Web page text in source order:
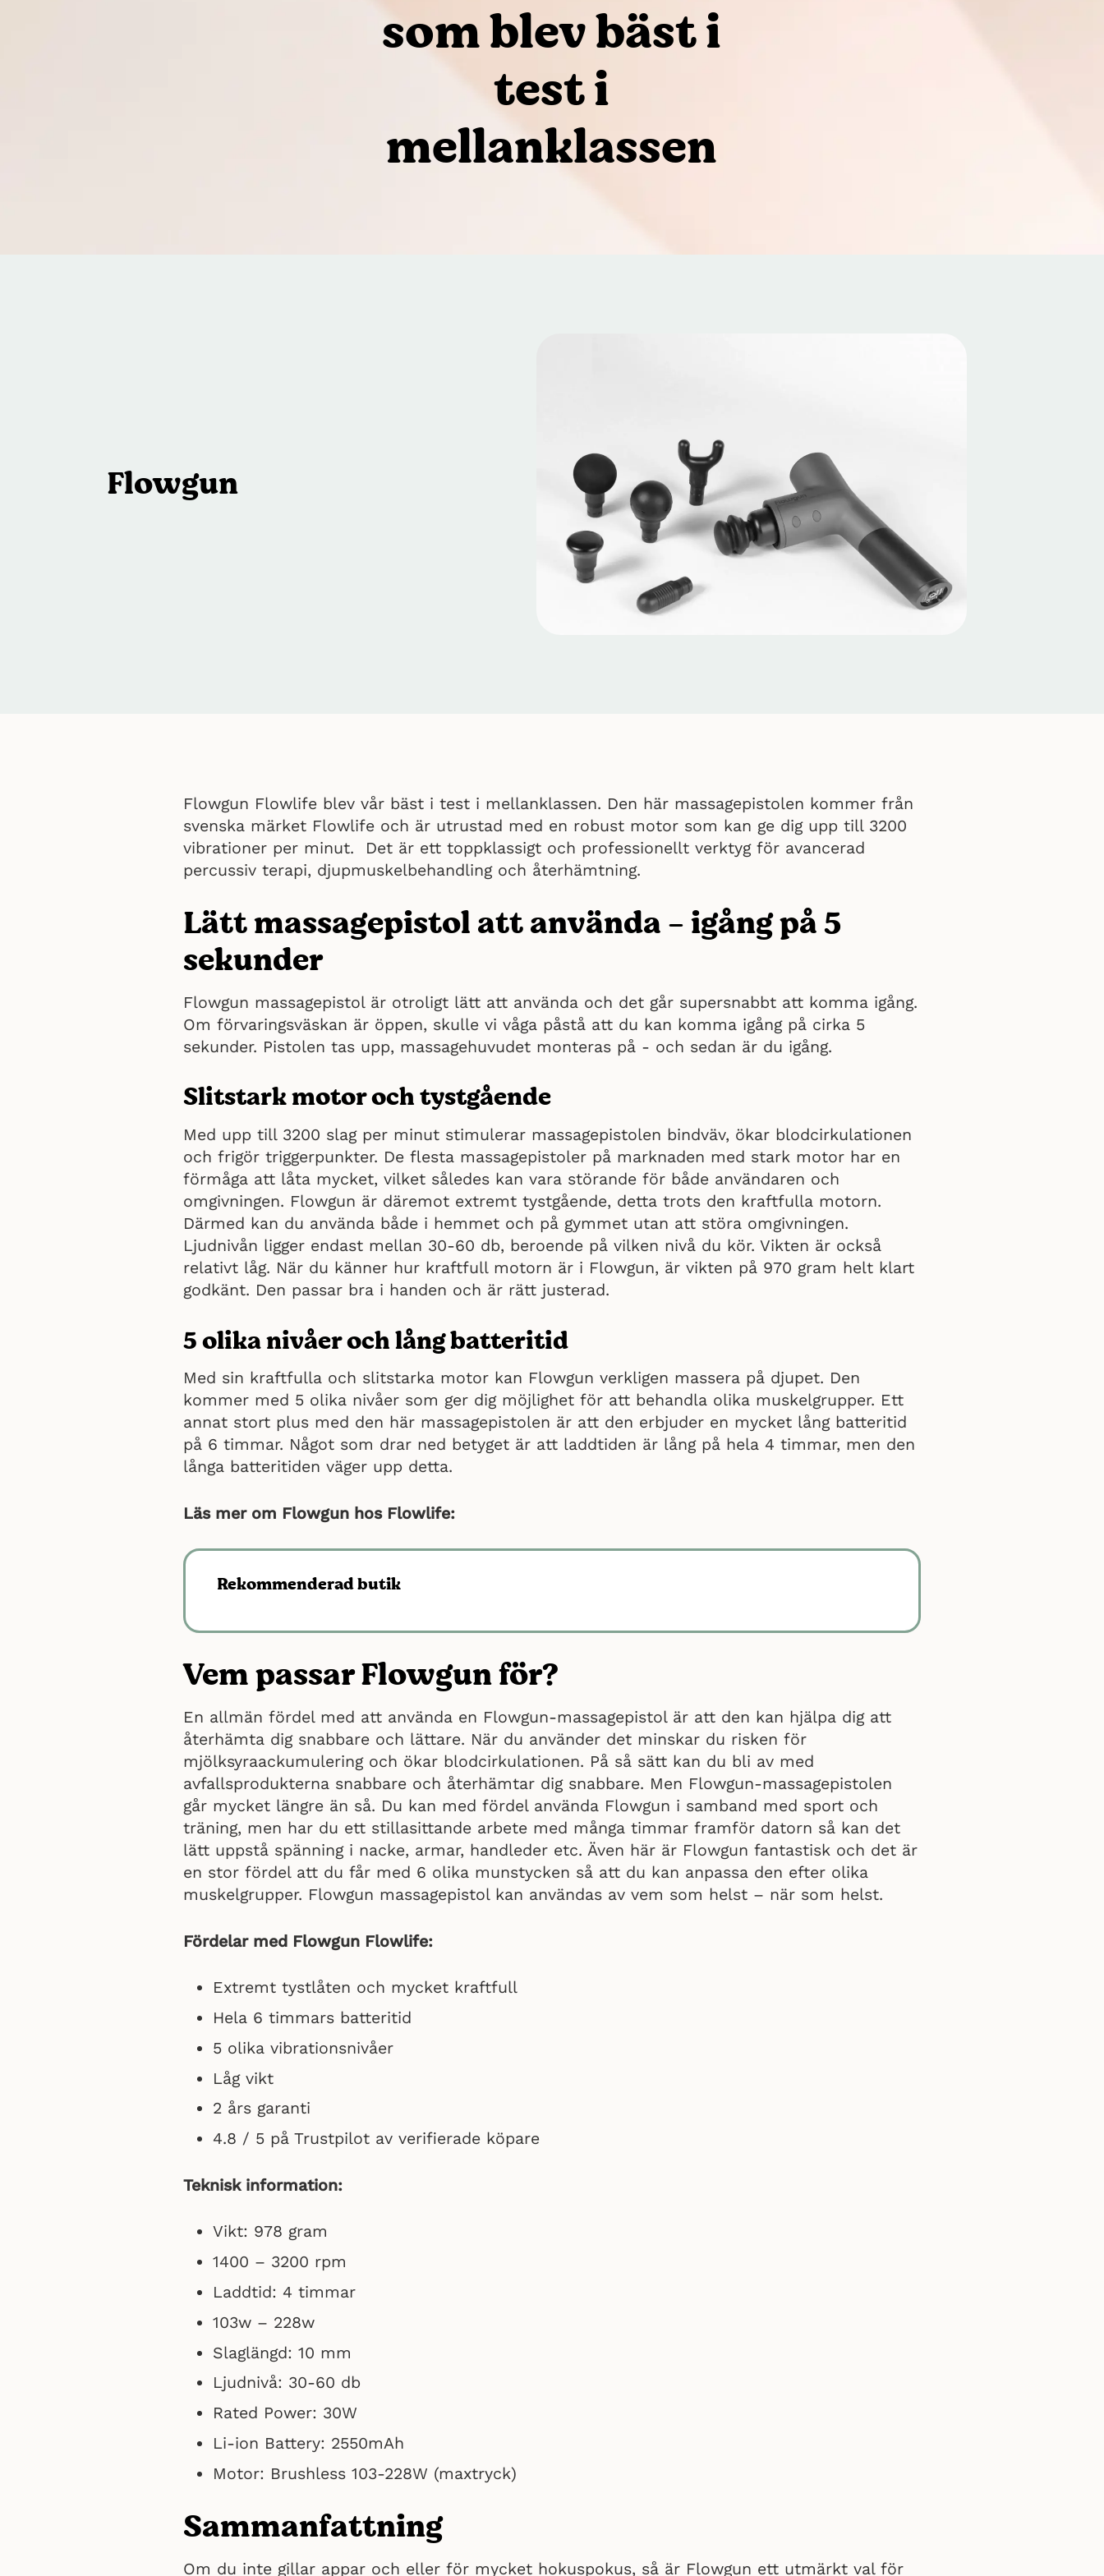
som blev bäst i
test i
mellanklassen
Flowgun
Flowgun Flowlife blev vår bäst i test i mellanklassen. Den här massagepistolen kommer från
svenska märket Flowlife och är utrustad med en robust motor som kan ge dig upp till 3200
vibrationer per minut. Det är ett toppklassigt och professionellt verktyg för avancerad
percussiv terapi, djupmuskelbehandling och återhämtning.
Lätt massagepistol att använda - igång på 5
sekunder
Flowgun massagepistol är otroligt lätt att använda och det går supersnabbt att komma igång.
Om förvaringsväskan är öppen, skulle vi våga påstå att du kan komma igång på cirka 5
sekunder. Pistolen tas upp, massagehuvudet monteras på - och sedan är du igång.
Slitstark motor och tystgående
Med upp till 3200 slag per minut stimulerar massagepistolen bindväv, ökar blodcirkulationen
och frigör triggerpunkter. De flesta massagepistoler på marknaden med stark motor har en
förmåga att låta mycket, vilket således kan vara störande för både användaren och
omgivningen. Flowgun är däremot extremt tystgående, detta trots den kraftfulla motorn.
Därmed kan du använda både i hemmet och på gymmet utan att störa omgivningen.
Ljudnivån ligger endast mellan 30-60 db, beroende på vilken nivå du kör. Vikten är också
relativt låg. När du känner hur kraftfull motorn är i Flowgun, är vikten på 970 gram helt klart
godkänt. Den passar bra i handen och är rätt justerad.
5 olika nivåer och lång batteritid
Med sin kraftfulla och slitstarka motor kan Flowgun verkligen massera på djupet. Den
kommer med 5 olika nivåer som ger dig möjlighet för att behandla olika muskelgrupper. Ett
annat stort plus med den här massagepistolen är att den erbjuder en mycket lång batteritid
på 6 timmar. Något som drar ned betyget är att laddtiden är lång på hela 4 timmar, men den
långa batteritiden väger upp detta.
Läs mer om Flowgun hos Flowlife:
Rekommenderad butik
Vem passar Flowgun för?
En allmän fördel med att använda en Flowgun-massagepistol är att den kan hjälpa dig att
återhämta dig snabbare och lättare. När du använder det minskar du risken för
mjölksyraackumulering och ökar blodcirkulationen. På så sätt kan du bli av med
avfallsprodukterna snabbare och återhämtar dig snabbare. Men Flowgun-massagepistolen
går mycket längre än så. Du kan med fördel använda Flowgun i samband med sport och
träning, men har du ett stillasittande arbete med många timmar framför datorn så kan det
lätt uppstå spänning i nacke, armar, handleder etc. Även här är Flowgun fantastisk och det är
en stor fördel att du får med 6 olika munstycken så att du kan anpassa den efter olika
muskelgrupper. Flowgun massagepistol kan användas av vem som helst – när som helst.
Fördelar med Flowgun Flowlife:
Extremt tystlåten och mycket kraftfull
Hela 6 timmars batteritid
5 olika vibrationsnivåer
Låg vikt
2 års garanti
4.8 / 5 på Trustpilot av verifierade köpare
Teknisk information:
Vikt: 978 gram
1400 – 3200 rpm
Laddtid: 4 timmar
103w – 228w
Slaglängd: 10 mm
Ljudnivå: 30-60 db
Rated Power: 30W
Li-ion Battery: 2550mAh
Motor: Brushless 103-228W (maxtryck)
Sammanfattning
Om du inte gillar appar och eller för mycket hokuspokus, så är Flowgun ett utmärkt val för